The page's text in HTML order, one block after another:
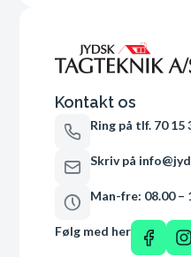
Kontakt os
Ring på tlf. 70 15
Skriv på
Man-fre: 08.00 –
Følg med her